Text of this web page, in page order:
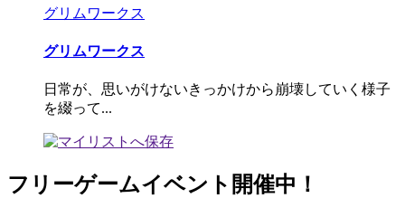
グリムワークス
グリムワークス
日常が、思いがけないきっかけから崩壊していく様子
を綴って...
フリーゲームイベント開催中！